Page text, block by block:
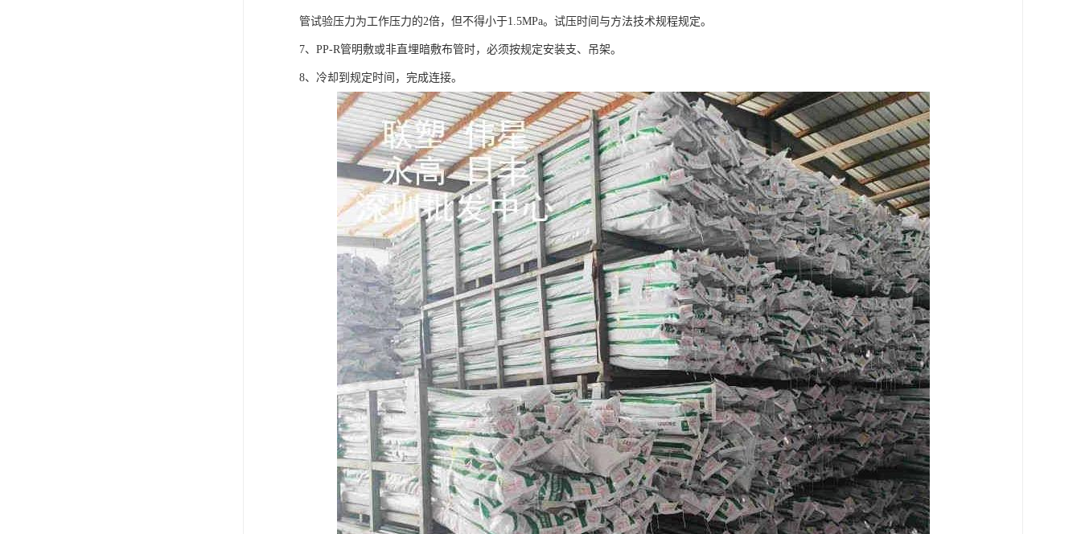
管试验压力为工作压力的2倍，但不得小于1.5MPa。试压时间与方法技术规程规定。
7、PP-R管明敷或非直埋暗敷布管时，必须按规定安装支、吊架。
8、冷却到规定时间，完成连接。